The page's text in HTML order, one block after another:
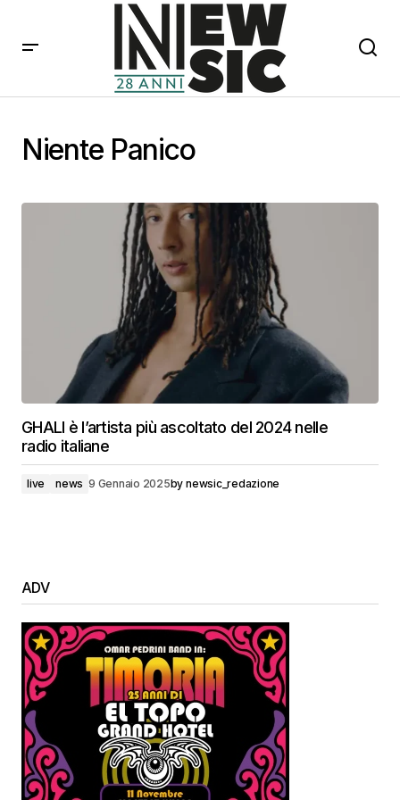
Niente Panico
GHALI è l’artista più ascoltato del 2024 nelle
radio italiane
live news 9 Gennaio 2025by newsic_redazione
ADV